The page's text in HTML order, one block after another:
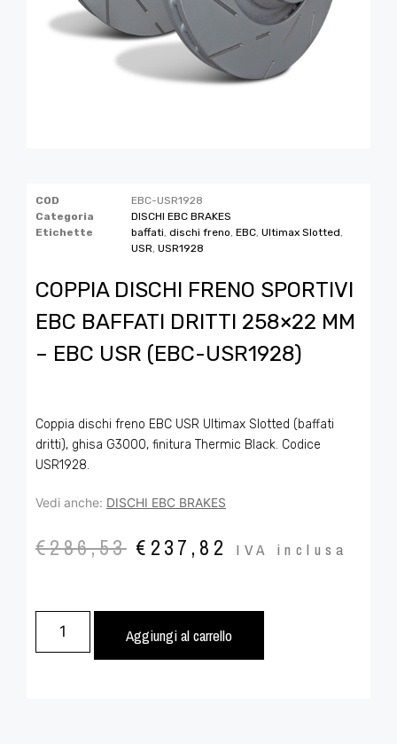
COD
EBC-USR1928
Categoria
DISCHI EBC BRAKES
Etichette
baffati dischi freno EBC Ultimax Slotted
USR USR1928
COPPIA DISCHI FRENO SPORTIVI
EBC BAFFATI DRITTI 258×22 MM
– EBC USR (EBC-USR1928)
Coppia dischi freno EBC USR Ultimax Slotted (baffati
dritti), ghisa G3000, finitura Thermic Black. Codice
USR1928.
Vedi anche: DISCHI EBC BRAKES
€286,53 € 237,82 IVA inclusa
Aggiungi al carrello